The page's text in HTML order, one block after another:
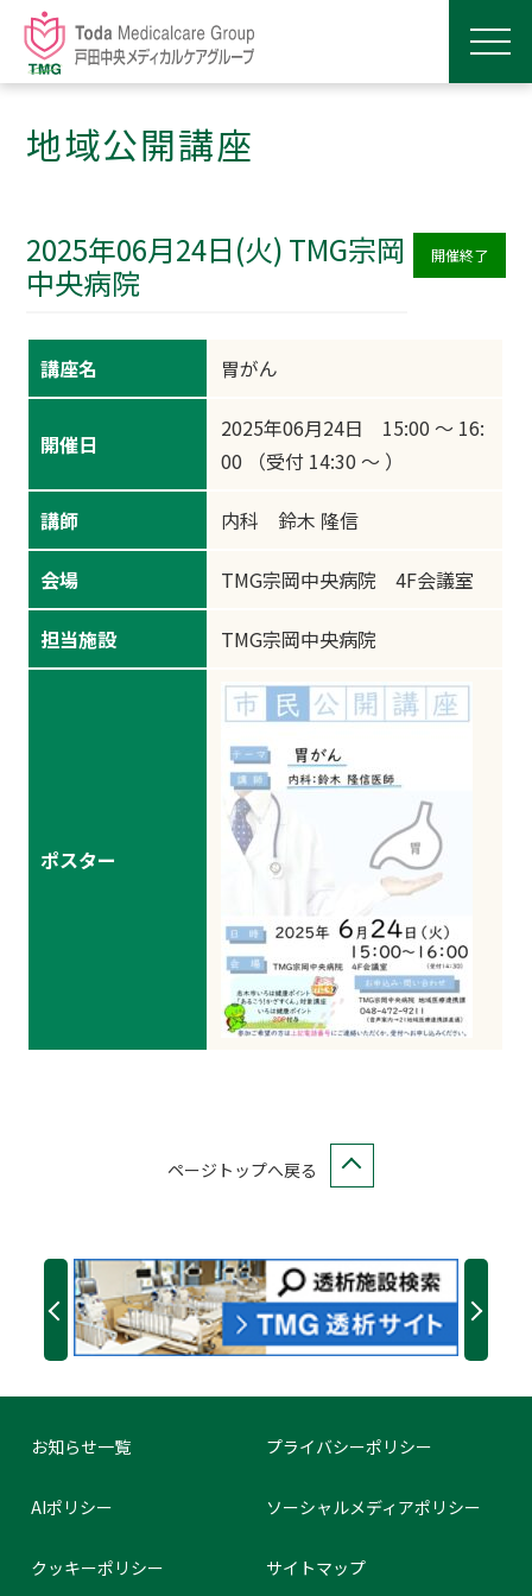
地域公開講座
開催終了
2025年06月24日(火) TMG宗岡
中央病院
講座名 胃がん
開催日
2025年06月24日 15:00 ～ 16:
00 （受付 14:30 ～ ）
講師 内科 鈴木 隆信
会場 TMG宗岡中央病院 4F会議室
担当施設 TMG宗岡中央病院
ポスター
ページトップへ戻る
お知らせ一覧 プライバシーポリシー
AIポリシー ソーシャルメディアポリシー
クッキーポリシー サイトマップ